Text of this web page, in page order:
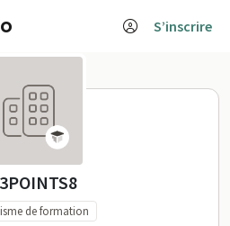
S’inscrire
sur FormaPro
de formation